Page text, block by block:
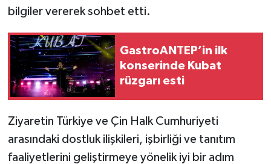
bilgiler vererek sohbet etti.
GastroANTEP’in ilk
konserinde Kubat
rüzgarı esti
Ziyaretin Türkiye ve Çin Halk Cumhuriyeti
arasındaki dostluk ilişkileri, işbirliği ve tanıtım
faaliyetlerini geliştirmeye yönelik iyi bir adım